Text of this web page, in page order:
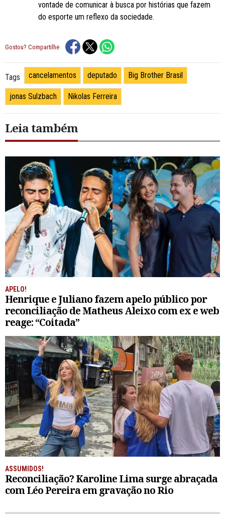
vontade de comunicar à busca por histórias que fazem
do esporte um reflexo da sociedade.
Gostou? Compartilhe
Tags cancelamentos deputado Big Brother Brasil
jonas Sulzbach Nikolas Ferreira
Leia também
APELO!
Henrique e Juliano fazem apelo público por
reconciliação de Matheus Aleixo com ex e web
reage: “Coitada”
ASSUMIDOS!
Reconciliação? Karoline Lima surge abraçada
com Léo Pereira em gravação no Rio